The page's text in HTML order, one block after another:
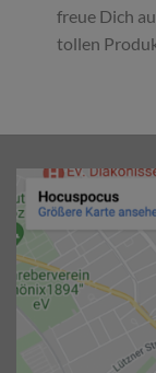
freue Dich
tollen